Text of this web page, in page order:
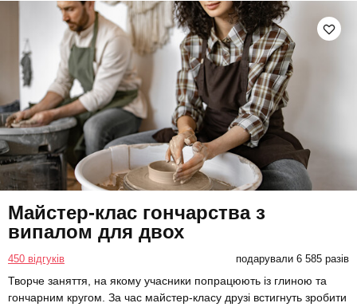
Майстер-клас гончарства з
випалом для двох
450 відгуків подарували 6 585 разів
Творче заняття, на якому учасники попрацюють із глиною та
гончарним кругом. За час майстер-класу друзі встигнуть зробити